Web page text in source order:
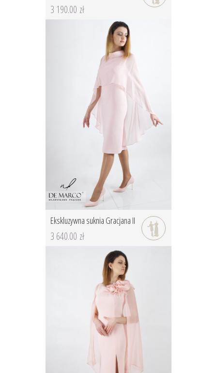
3 190.00 zł
Ekskluzywna suknia Gracjana II
3 640.00 zł